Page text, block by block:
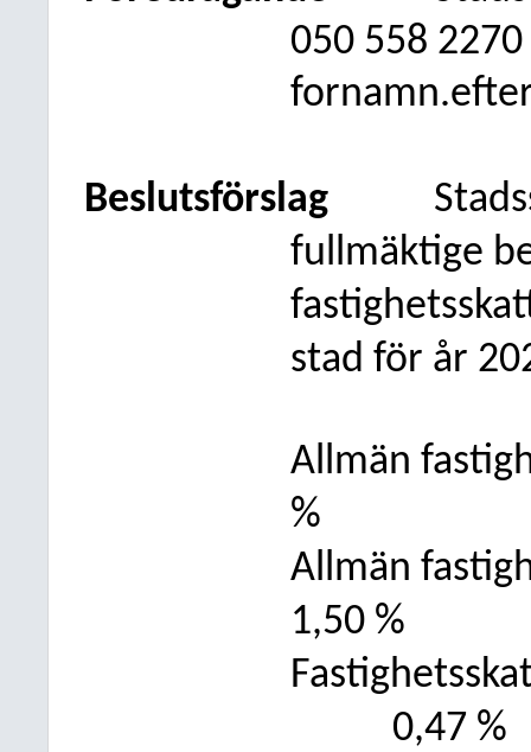
050 558 2270
Beslutsförslag
fullmäktige
stad för år
Allmän
%
Allmän
1,50 %
0,47 %